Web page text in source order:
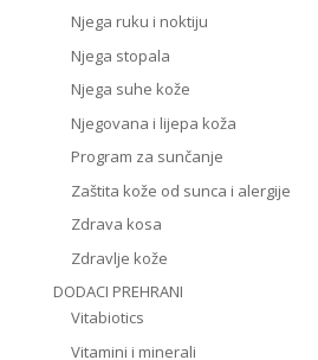
Njega ruku i noktiju
Njega stopala
Njega suhe kože
Njegovana i lijepa koža
Program za sunčanje
Zaštita kože od sunca i alergije
Zdrava kosa
Zdravlje kože
DODACI PREHRANI
Vitabiotics
Vitamini i minerali